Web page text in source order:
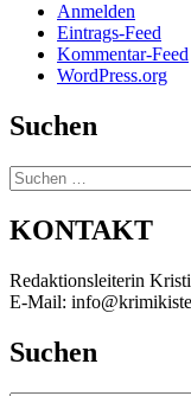
Anmelden
Eintrags-Feed
Kommentar-Feed
WordPress.org
Suchen
Suchen
nach:
KONTAKT
Redaktionsleiterin
E-Mail:
Suchen